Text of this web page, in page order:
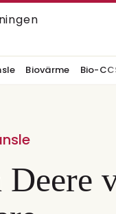
Biovärme Bio-
Deere